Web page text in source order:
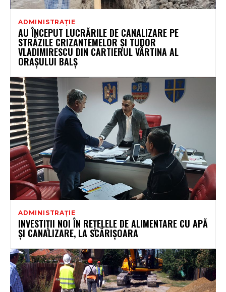
ADMINISTRAȚIE
AU ÎNCEPUT LUCRĂRILE DE CANALIZARE PE
STRĂZILE CRIZANTEMELOR ȘI TUDOR
VLADIMIRESCU DIN CARTIERUL VÂRTINA AL
ORAȘULUI BALȘ
ADMINISTRAȚIE
INVESTIŢII NOI ÎN REŢELELE DE ALIMENTARE CU APĂ
ŞI CANALIZARE, LA SCĂRIŞOARA